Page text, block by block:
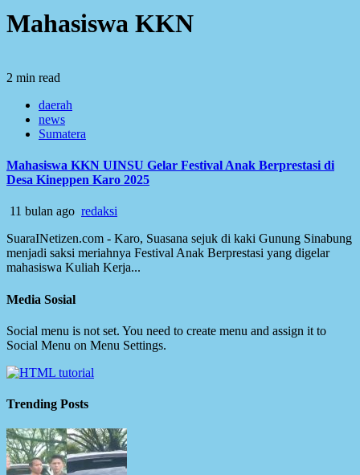
Mahasiswa KKN
2 min read
daerah
news
Sumatera
Mahasiswa KKN UINSU Gelar Festival Anak Berprestasi di
Desa Kineppen Karo 2025
11 bulan ago redaksi
SuaraINetizen.com - Karo, Suasana sejuk di kaki Gunung Sinabung
menjadi saksi meriahnya Festival Anak Berprestasi yang digelar
mahasiswa Kuliah Kerja...
Media Sosial
Social menu is not set. You need to create menu and assign it to
Social Menu on Menu Settings.
Trending Posts